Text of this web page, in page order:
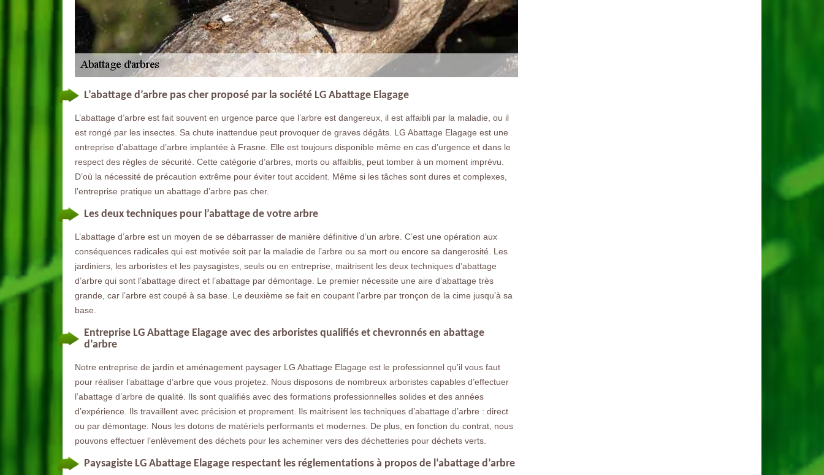
L’abattage d’arbre pas cher proposé par la société LG Abattage Elagage
L’abattage d’arbre est fait souvent en urgence parce que l’arbre est dangereux, il est affaibli par la maladie, ou il
est rongé par les insectes. Sa chute inattendue peut provoquer de graves dégâts. LG Abattage Elagage est une
entreprise d’abattage d’arbre implantée à Frasne. Elle est toujours disponible même en cas d’urgence et dans le
respect des règles de sécurité. Cette catégorie d’arbres, morts ou affaiblis, peut tomber à un moment imprévu.
D’où la nécessité de précaution extrême pour éviter tout accident. Même si les tâches sont dures et complexes,
l’entreprise pratique un abattage d’arbre pas cher.
Les deux techniques pour l’abattage de votre arbre
L’abattage d’arbre est un moyen de se débarrasser de manière définitive d’un arbre. C’est une opération aux
conséquences radicales qui est motivée soit par la maladie de l’arbre ou sa mort ou encore sa dangerosité. Les
jardiniers, les arboristes et les paysagistes, seuls ou en entreprise, maitrisent les deux techniques d’abattage
d’arbre qui sont l’abattage direct et l’abattage par démontage. Le premier nécessite une aire d’abattage très
grande, car l’arbre est coupé à sa base. Le deuxième se fait en coupant l’arbre par tronçon de la cime jusqu’à sa
base.
Entreprise LG Abattage Elagage avec des arboristes qualifiés et chevronnés en abattage
d’arbre
Notre entreprise de jardin et aménagement paysager LG Abattage Elagage est le professionnel qu’il vous faut
pour réaliser l’abattage d’arbre que vous projetez. Nous disposons de nombreux arboristes capables d’effectuer
l’abattage d’arbre de qualité. Ils sont qualifiés avec des formations professionnelles solides et des années
d’expérience. Ils travaillent avec précision et proprement. Ils maitrisent les techniques d’abattage d’arbre : direct
ou par démontage. Nous les dotons de matériels performants et modernes. De plus, en fonction du contrat, nous
pouvons effectuer l’enlèvement des déchets pour les acheminer vers des déchetteries pour déchets verts.
Paysagiste LG Abattage Elagage respectant les réglementations à propos de l’abattage d’arbre